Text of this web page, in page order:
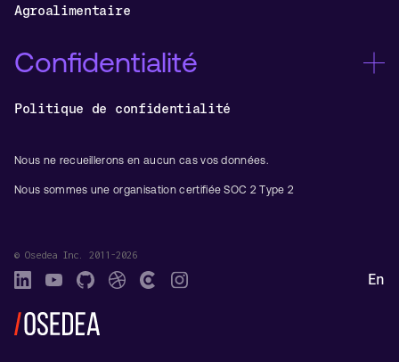
Agroalimentaire
Confidentialité
Politique de confidentialité
Nous ne recueillerons en aucun cas vos données.
Nous sommes une organisation certifiée SOC 2 Type 2
© Osedea Inc. 2011-2026
En